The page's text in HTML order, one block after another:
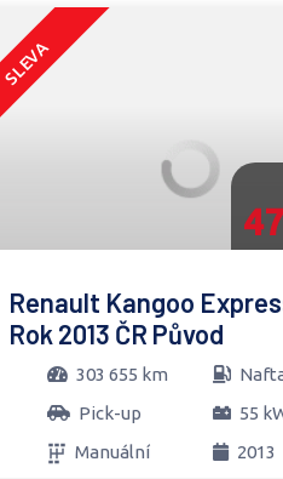
SLEVA
Renault Kangoo
Rok 2013 ČR Původ
303 655 km
Pick-up
55
Manuální
2013